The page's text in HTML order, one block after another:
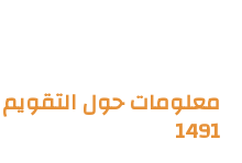
معلومات حول
1491